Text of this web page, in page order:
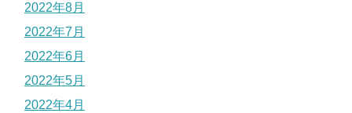
2022年8月
2022年7月
2022年6月
2022年5月
2022年4月